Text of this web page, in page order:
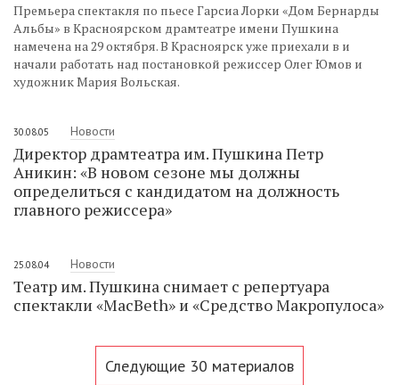
Премьера спектакля по пьесе Гарсиа Лорки «Дом Бернарды
Альбы» в Красноярском драмтеатре имени Пушкина
намечена на 29 октября. В Красноярск уже приехали в и
начали работать над постановкой режиссер Олег Юмов и
художник Мария Вольская.
30.08.05 Новости
Директор драмтеатра им. Пушкина Петр
Аникин: «В новом сезоне мы должны
определиться с кандидатом на должность
главного режиссера»
25.08.04 Новости
Театр им. Пушкина снимает с репертуара
спектакли «MacBeth» и «Средство Макропулоса»
Следующие 30 материалов